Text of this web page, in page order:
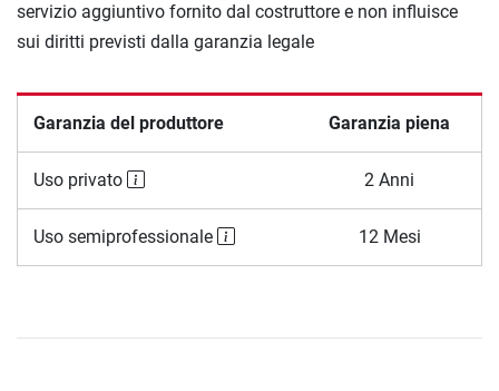
servizio aggiuntivo fornito dal costruttore e non influisce
sui diritti previsti dalla garanzia legale
Garanzia del produttore Garanzia piena
Uso privato 2 Anni
Uso semiprofessionale 12 Mesi